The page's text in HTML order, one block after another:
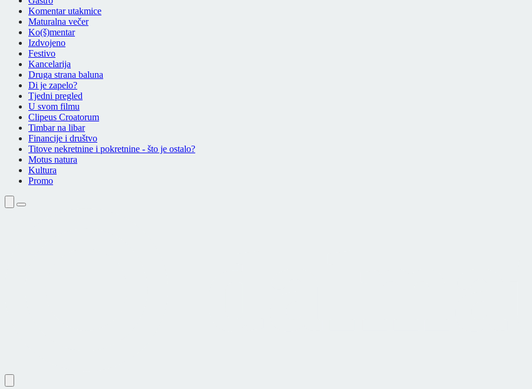
Komentar utakmice
Maturalna večer
Ko(š)mentar
Izdvojeno
Festivo
Kancelarija
Druga strana baluna
Di je zapelo?
Tjedni pregled
U svom filmu
Clipeus Croatorum
Timbar na libar
Financije i društvo
Titove nekretnine i pokretnine - što je ostalo?
Motus natura
Kultura
Promo